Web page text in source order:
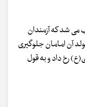
می شد که آزمندان
آن امامان جلوگیری
رخ داد و به قول